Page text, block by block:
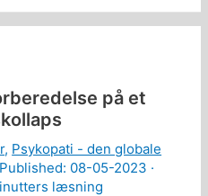
på et
, Psykopati - den globale
Published: 08-05-2023 ·
læsning